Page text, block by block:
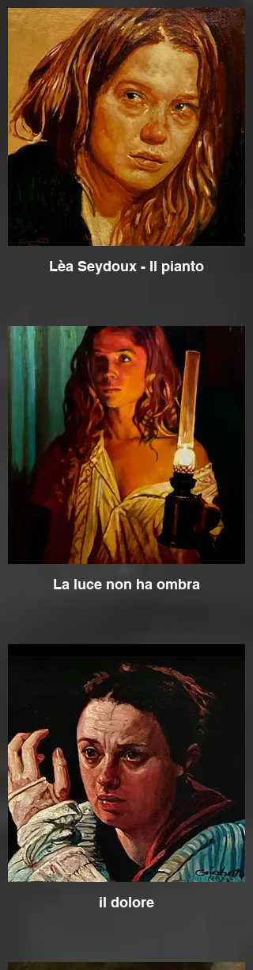
Lèa Seydoux - Il pianto
La luce non ha ombra
il dolore